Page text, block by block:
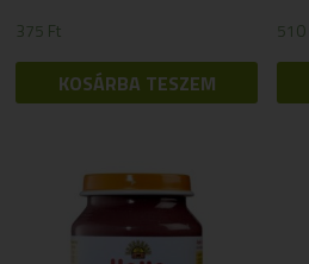
375 Ft
KOSÁRBA TESZEM
510